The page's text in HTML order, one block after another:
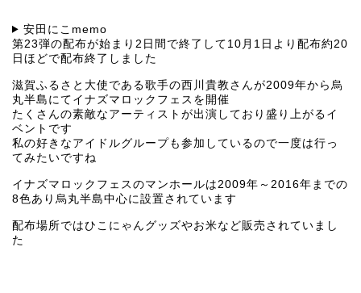
安田にこmemo
第23弾の配布が始まり2日間で終了して10月1日より配布約20
日ほどで配布終了しました
滋賀ふるさと大使である歌手の西川貴教さんが2009年から烏
丸半島にてイナズマロックフェスを開催
たくさんの素敵なアーティストが出演しており盛り上がるイ
ベントです
私の好きなアイドルグループも参加しているので一度は行っ
てみたいですね
イナズマロックフェスのマンホールは2009年～2016年までの
8色あり烏丸半島中心に設置されています
配布場所ではひこにゃんグッズやお米など販売されていまし
た